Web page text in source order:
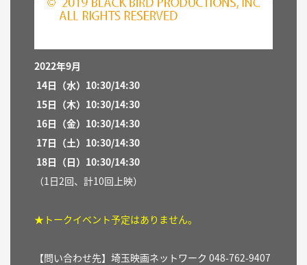
2022年9月
14日（水） 10:30/14:30
15日（木） 10:30/14:30
16日（金） 10:30/14:30
17日（土） 10:30/14:30
18日（日） 10:30/14:30
（1日2回、計10回上映）
★トークイベント予定はありません。
【問い合わせ先】埼玉映画ネットワーク 048-762-9407